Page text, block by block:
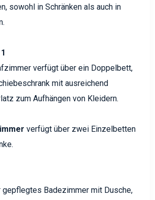
sowohl in Schränken als auch in
verfügt über ein Doppelbett,
mit ausreichend
zum Aufhängen von Kleidern.
verfügt über zwei Einzelbetten
gepflegtes Badezimmer mit Dusche,